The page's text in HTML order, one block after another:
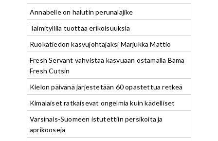
Annabelle on halutin perunalajike
Taimityllilä tuottaa erikoisuuksia
Ruokatiedon kasvujohtajaksi Marjukka Mattio
Fresh Servant vahvistaa kasvuaan ostamalla Bama
Fresh Cutsin
Kielon päivänä järjestetään 60 opastettua retkeä
Kimalaiset ratkaisevat ongelmia kuin kädelliset
Varsinais-Suomeen istutettiin persikoita ja
aprikooseja